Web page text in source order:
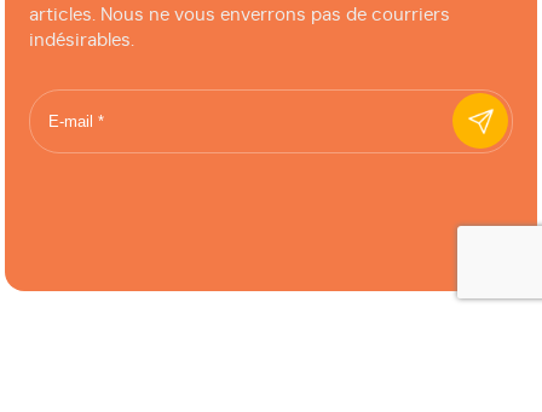
articles. Nous ne vous enverrons pas de courriers
indésirables.